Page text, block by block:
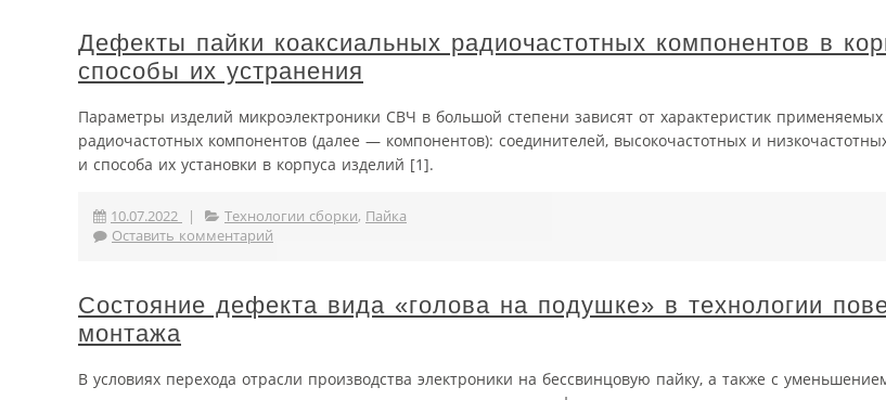
Дефекты пайки коаксиальных радиочастотных компонентов в
способы их устранения
Параметры изделий микроэлектроники СВЧ в большой степени зависят от характеристик применяемых
радиочастотных компонентов (далее — компонентов): соединителей, высокочастотных и
и способа их установки в корпуса изделий [1].
10.07.2022 | Технологии сборки, Пайка
Оставить комментарий
Состояние дефекта вида «голова на подушке» в технологии
монтажа
В условиях перехода отрасли производства электроники на бессвинцовую пайку, а также с